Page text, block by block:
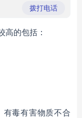
有限公司
拨打电话
高的包括：
有毒有害物质不合